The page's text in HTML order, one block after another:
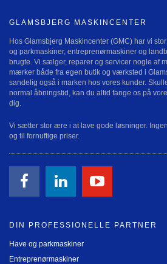
GLAMSBJERG MASKINCENTER
Hos Glamsbjerg Maskincenter (GMC) har vi
og parkmaskiner, entreprenørmaskiner og
brugte. Vi sælger, reparer og servicer nogle af
mærker både fra egen butik og værksted i
sandelig også i marken hos vores kunder.
normal åbningstid, kan du altid fange os på
dig.
Vi sætter stor ære i at lave gode løsninger.
og til fornuftige priser.
DIN PROFESSIONELLE PARTNER
Have og parkmaskiner
Entreprenørmaskiner